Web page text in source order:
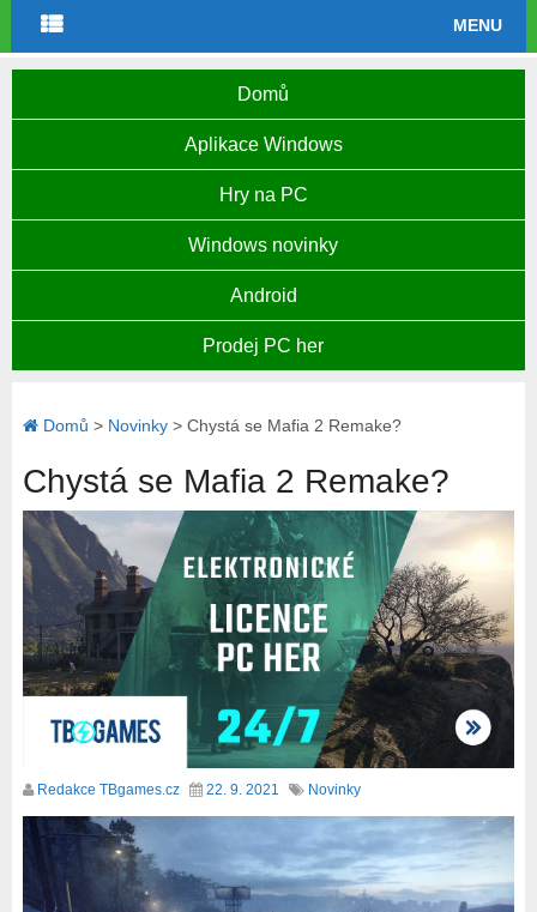
MENU
Domů
Aplikace Windows
Hry na PC
Windows novinky
Android
Prodej PC her
Domů > Novinky> Chystá se Mafia 2 Remake?
Chystá se Mafia 2 Remake?
Redakce TBgames.cz 22. 9. 2021 Novinky